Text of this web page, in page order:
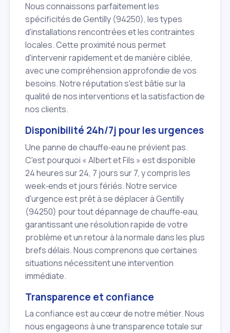
Nous connaissons parfaitement les
spécificités de Gentilly (94250), les types
d'installations rencontrées et les contraintes
locales. Cette proximité nous permet
d'intervenir rapidement et de manière ciblée,
avec une compréhension approfondie de vos
besoins. Notre réputation s'est bâtie sur la
qualité de nos interventions et la satisfaction de
nos clients.
Disponibilité 24h/7j pour les urgences
Une panne de chauffe‑eau ne prévient pas.
C'est pourquoi « Albert et Fils » est disponible
24 heures sur 24, 7 jours sur 7, y compris les
week‑ends et jours fériés. Notre service
d'urgence est prêt à se déplacer à Gentilly
(94250) pour tout dépannage de chauffe‑eau,
garantissant une résolution rapide de votre
problème et un retour à la normale dans les plus
brefs délais. Nous comprenons que certaines
situations nécessitent une intervention
immédiate.
Transparence et confiance
La confiance est au cœur de notre métier. Nous
nous engageons à une transparence totale sur